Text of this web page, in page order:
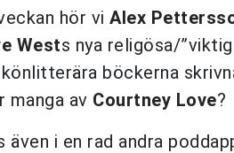
hör vi Alex
Wests nya religösa/
böckerna
manga av Courtney Love?
även i en rad andra